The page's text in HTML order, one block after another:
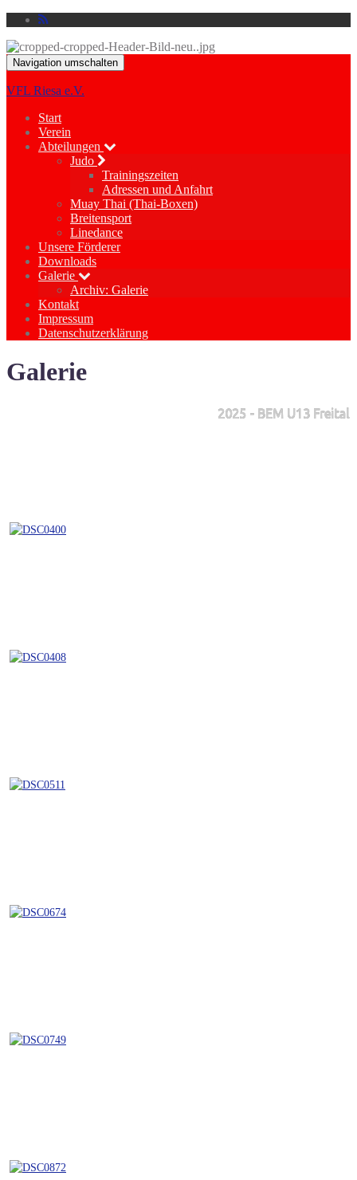
Navigation umschalten
VFL Riesa e.V.
Start
Verein
Abteilungen
Judo
Trainingszeiten
Adressen und Anfahrt
Muay Thai (Thai-Boxen)
Breitensport
Linedance
Unsere Förderer
Downloads
Galerie
Archiv: Galerie
Kontakt
Impressum
Datenschutzerklärung
Galerie
2025 - BEM U13 Freital